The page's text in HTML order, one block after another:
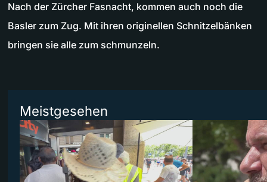
Nach der Zürcher Fasnacht, kommen auch noch die
Basler zum Zug. Mit ihren originellen Schnitzelbänken
bringen sie alle zum schmunzeln.
Meistgesehen